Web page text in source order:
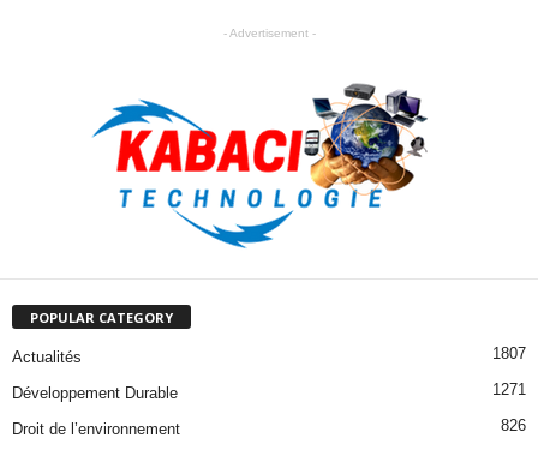
- Advertisement -
POPULAR CATEGORY
Actualités 1807
Développement Durable 1271
Droit de l’environnement 826